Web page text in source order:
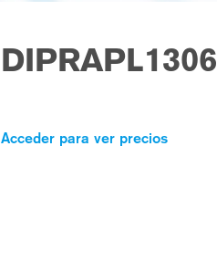
DIPRAPL1306
Acceder para ver precios